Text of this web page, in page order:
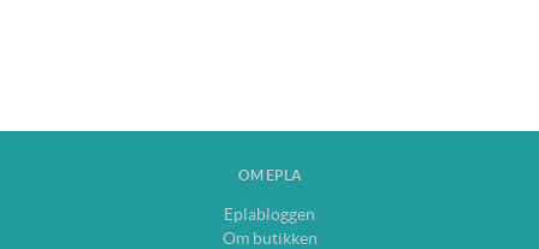
OM EPLA
Eplabloggen
Om butikken